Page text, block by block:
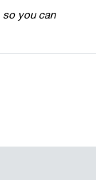
so you can